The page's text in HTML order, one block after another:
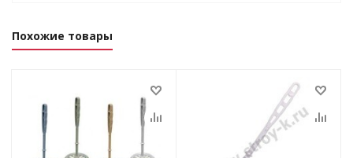
Похожие товары